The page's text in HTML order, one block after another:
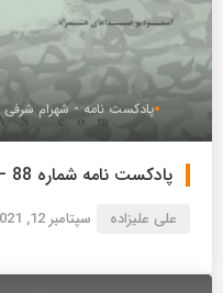
پادکست نامه - شهرام شرفی
پادکست نامه شماره 88 – کلیک کنید
علی علیزاده سپتامبر 12, 2021